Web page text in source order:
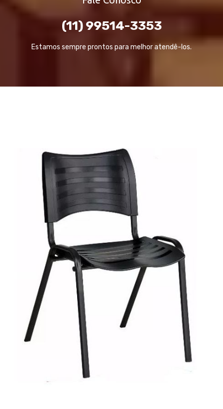
(11) 99514-3353
Estamos sempre prontos para melhor atendê-los.